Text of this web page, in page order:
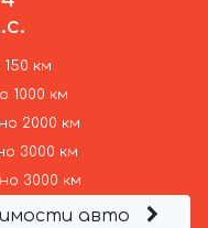
км
1000 км
2000 км
3000 км
3000 км
авто